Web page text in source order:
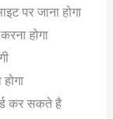
पर जाना होगा
होगा
कर सकते है